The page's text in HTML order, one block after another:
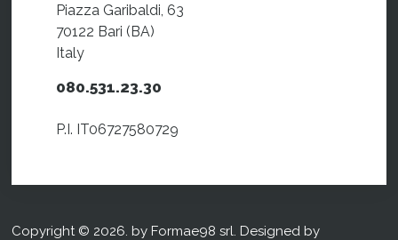
Piazza Garibaldi, 63
70122 Bari (BA)
Italy
080.531.23.30
P.I. IT06727580729
Copyright © 2026. by Formae98 srl. Designed by